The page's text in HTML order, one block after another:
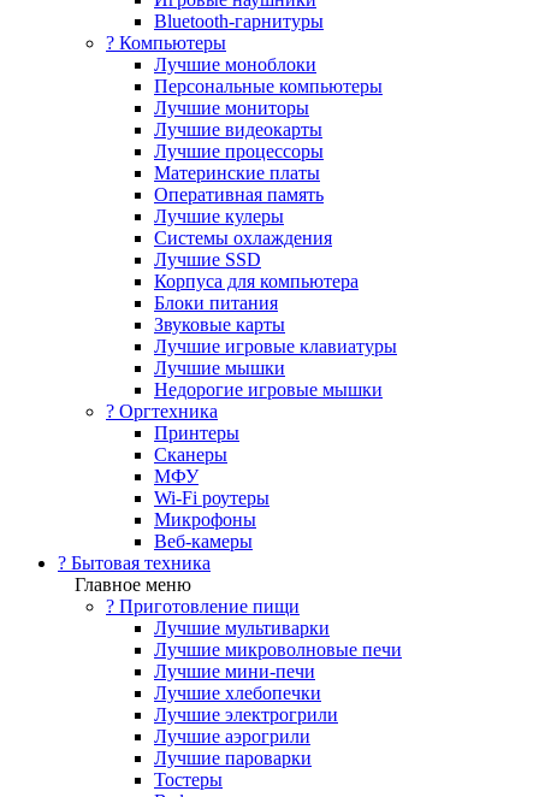
Bluetooth-гарнитуры
?️ Компьютеры
Лучшие моноблоки
Персональные компьютеры
Лучшие мониторы
Лучшие видеокарты
Лучшие процессоры
Материнские платы
Оперативная память
Лучшие кулеры
Системы охлаждения
Лучшие SSD
Корпуса для компьютера
Блоки питания
Звуковые карты
Лучшие игровые клавиатуры
Лучшие мышки
Недорогие игровые мышки
?️ Оргтехника
Принтеры
Сканеры
МФУ
Wi-Fi роутеры
Микрофоны
Веб-камеры
? Бытовая техника
Главное меню
? Приготовление пищи
Лучшие мультиварки
Лучшие микроволновые печи
Лучшие мини-печи
Лучшие хлебопечки
Лучшие электрогрили
Лучшие аэрогрили
Лучшие пароварки
Тостеры